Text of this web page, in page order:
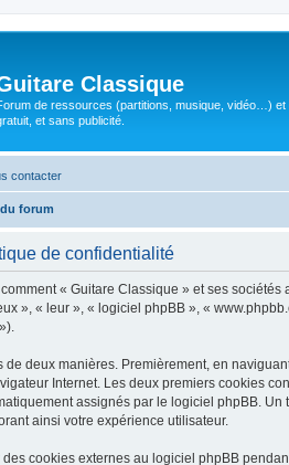
Classique
de ressources (partitions, musique, vidéo…)
et sans publicité.
contacter
forum
de confidentialité
« Guitare Classique » et ses
», « leur », « logiciel phpBB », «
de deux manières. Premièrement, en
Internet. Les deux premiers cookies
assignés par le logiciel phpBB.
ainsi votre expérience utilisateur.
cookies externes au logiciel phpBB